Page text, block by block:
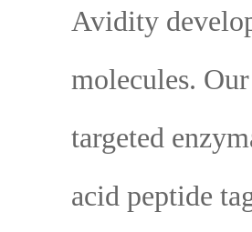
Avidity
molecules.
targeted
acid peptide